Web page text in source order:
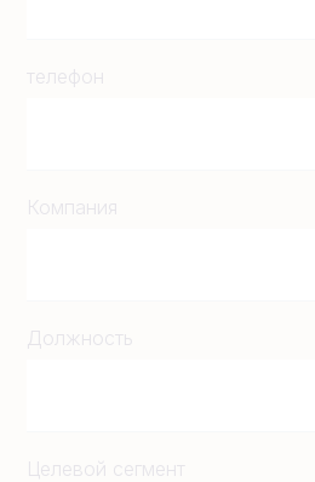
телефон
Компания
Должность
Целевой сегмент